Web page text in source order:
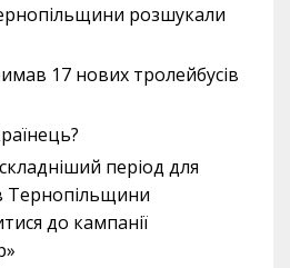
розшукали
17 нових тролейбусів
період для
Тернопільщини
до кампанії